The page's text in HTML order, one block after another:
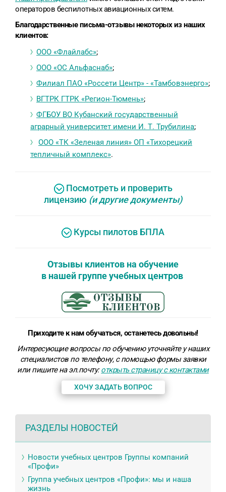
операторов беспилотных авиационных ситем.
Благодарственные письма-отзывы некоторых из наших
клиентов:
ООО «Флайлабс»;
ООО «ОС Альфаснаб»;
Филиал ПАО «Россети Центр» - «Тамбовэнерго»;
ВГТРК ГТРК «Регион-Тюмень»;
ФГБОУ ВО Кубанский государственный
аграрный университет имени И. Т. Трубилина;
ООО «ТК «Зеленая линия» ОП «Тихорецкий
тепличный комплекс».
Посмотреть и проверить
лицензию (и другие документы)
Курсы пилотов БПЛА
Отзывы клиентов на обучение
в нашей группе учебных центров
Приходите к нам обучаться, останетесь довольны!
Интересующие вопросы по обучению уточняйте у наших
специалистов по телефону, с помощью формы заявки
или пишите на эл.почту:открыть страницу с контактами
ХОЧУ ЗАДАТЬ ВОПРОС
РАЗДЕЛЫ НОВОСТЕЙ
Новости учебных центров Группы компаний
«Профи»
Группа учебных центров «Профи»: мы и наша
жизнь